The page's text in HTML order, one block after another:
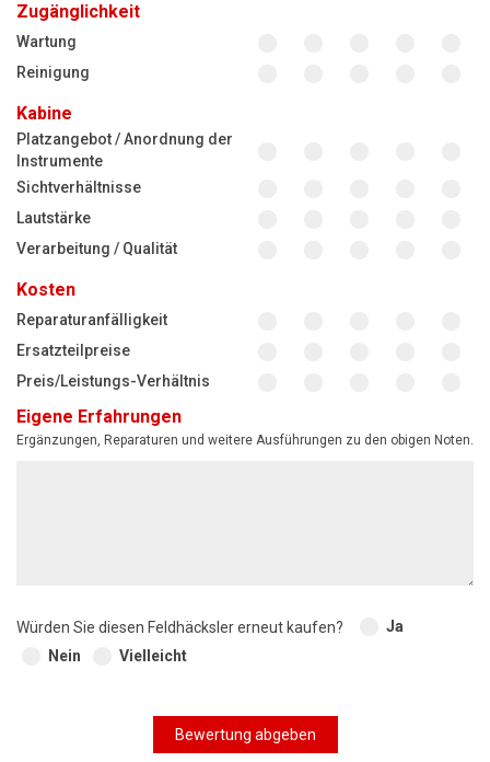
Zugänglichkeit
Wartung
Reinigung
Kabine
Platzangebot / Anordnung der
Instrumente
Sichtverhältnisse
Lautstärke
Verarbeitung / Qualität
Kosten
Reparaturanfälligkeit
Ersatzteilpreise
Preis/Leistungs-Verhältnis
Eigene Erfahrungen
Ergänzungen, Reparaturen und weitere Ausführungen zu den obigen Noten.
Würden Sie diesen Feldhäcksler erneut kaufen?
Ja
Nein
Vielleicht
Bewertung abgeben